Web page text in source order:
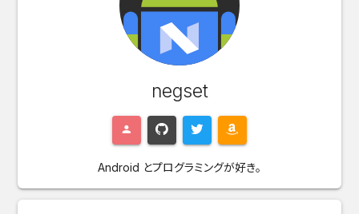
negset
Android とプログラミングが好き。